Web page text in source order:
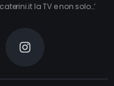
la TV e non solo…’